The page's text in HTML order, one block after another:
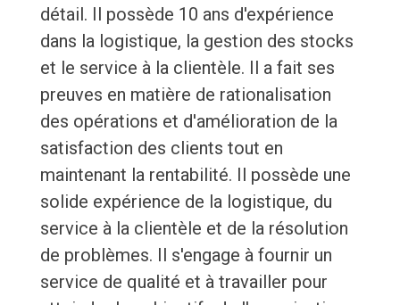
détail. Il possède 10 ans d'expérience
dans la logistique, la gestion des stocks
et le service à la clientèle. Il a fait ses
preuves en matière de rationalisation
des opérations et d'amélioration de la
satisfaction des clients tout en
maintenant la rentabilité. Il possède une
solide expérience de la logistique, du
service à la clientèle et de la résolution
de problèmes. Il s'engage à fournir un
service de qualité et à travailler pour